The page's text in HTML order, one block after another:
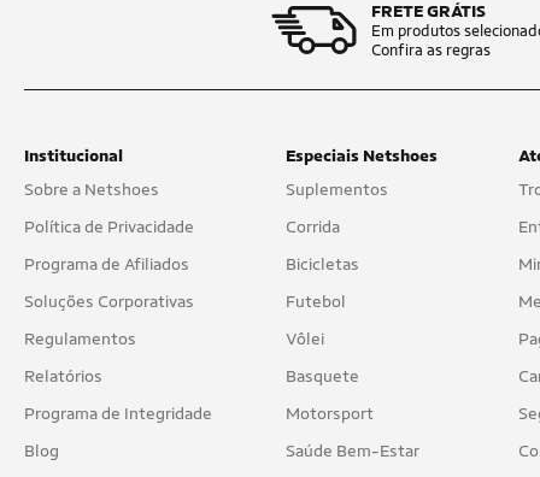
Cripto Bike
Crown
Cwb
Dare
DC Shoes
FRETE GRÁTIS
Em produtos
Confira as regras
Institucional
Sobre a Netshoes
Política de Privacidade
Programa de Afiliados
Soluções Corporativas
Regulamentos
Relatórios
Programa de Integridade
Blog
Especiais Netshoes
Suplementos
Corrida
Bicicletas
Futebol
Vôlei
Basquete
Motorsport
Saúde Bem-Estar